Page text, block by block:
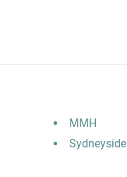
MMH
Sydneyside